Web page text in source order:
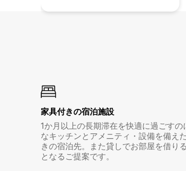
家具付き⁠の宿⁠泊⁠施⁠設
1か月以上の長期滞在を快適に過ごすの
なキッチンとアメニティ・設備を備え
きの宿泊先。また貸しでお部屋を借り
となるご提案です。